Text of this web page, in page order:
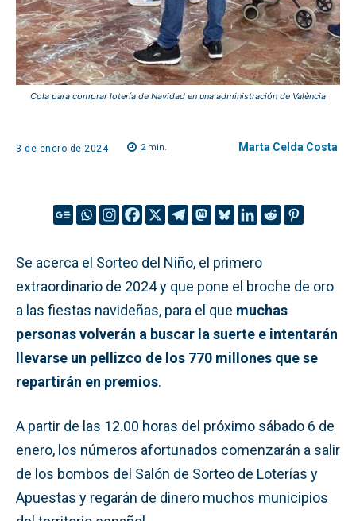
Cola para comprar lotería de Navidad en una administración de València
3 de enero de 2024 2min. Marta Celda Costa
Se acerca el Sorteo del Niño, el primero
extraordinario de 2024 y que pone el broche de oro
a las fiestas navideñas, para el que muchas
personas volverán a buscar la suerte e intentarán
llevarse un pellizco de los 770 millones que se
repartirán en premios.
A partir de las 12.00 horas del próximo sábado 6 de
enero, los números afortunados comenzarán a salir
de los bombos del Salón de Sorteo de Loterías y
Apuestas y regarán de dinero muchos municipios